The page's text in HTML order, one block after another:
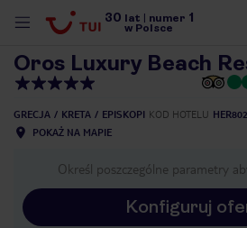
30 lat numer 1
w Polsce
Oros Luxury Beach
GRECJA KRETA EPISKOPI KOD HOTELU
POKAŻ NA MAPIE
Określ poszczególne parametry
Konfiguruj